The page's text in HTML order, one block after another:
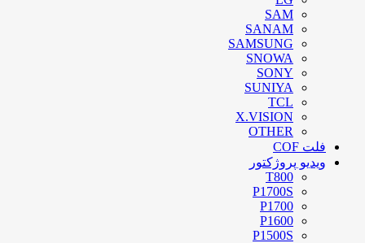
SAM
SANAM
SAMSUNG
SNOWA
SONY
SUNIYA
TCL
X.VISION
OTHER
فلت COF
ویدیو پروژکتور
T800
P1700S
P1700
P1600
P1500S